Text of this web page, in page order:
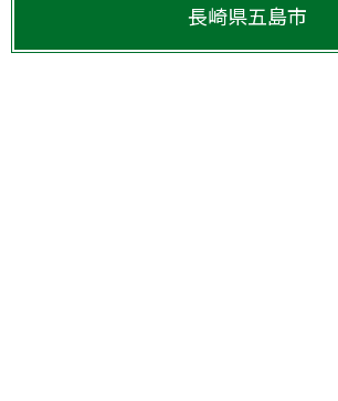
長崎県五島市